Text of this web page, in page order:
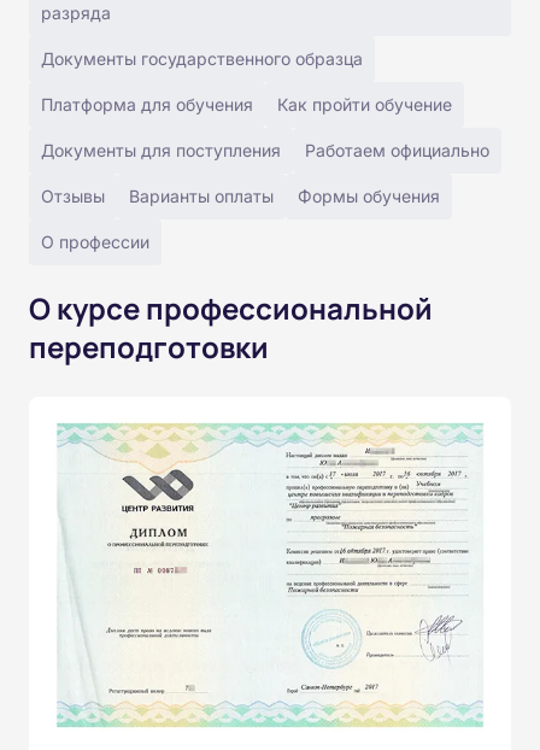
разряда
Документы государственного образца
Платформа для обучения Как пройти обучение
Документы для поступления Работаем официально
Отзывы Варианты оплаты Формы обучения
О профессии
О курсе профессиональной
переподготовки